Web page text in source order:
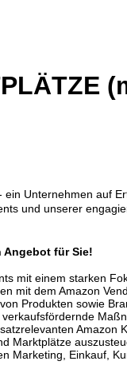
Unternehmen auf
und unserer
Angebot für Sie!
mit einem starken
mit dem Amazon
Produkten sowie
Amazon
Marktplätze
Marketing, Einkauf,